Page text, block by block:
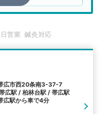
方法
営業 鍼灸対応
広市西20条南3-37-7
広駅 / 柏林台駅 / 帯広駅
広駅から車で4分